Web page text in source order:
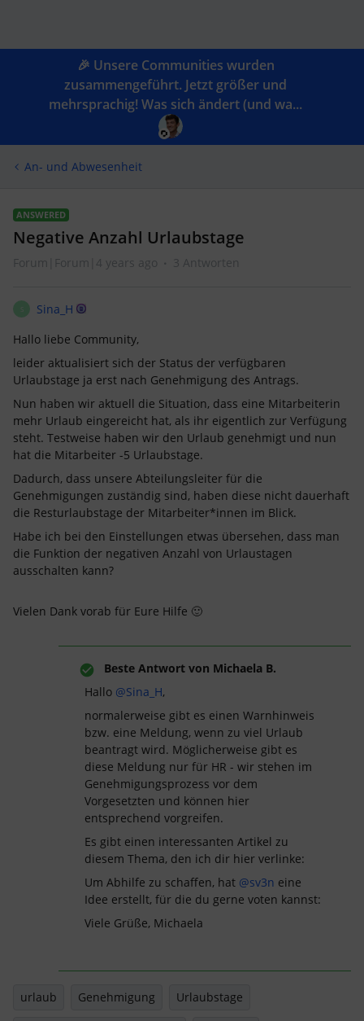
🎉 Unsere Communities wurden
zusammengeführt. Jetzt größer und
mehrsprachig! Was sich ändert (und wa...
An- und Abwesenheit
ANSWERED
Negative Anzahl Urlaubstage
Forum|Forum|4 years ago 3 Antworten
Sina_H
Hallo liebe Community,
leider aktualisiert sich der Status der verfügbaren
Urlaubstage ja erst nach Genehmigung des Antrags.
Nun haben wir aktuell die Situation, dass eine Mitarbeiterin
mehr Urlaub eingereicht hat, als ihr eigentlich zur Verfügung
steht. Testweise haben wir den Urlaub genehmigt und nun
hat die Mitarbeiter -5 Urlaubstage.
Dadurch, dass unsere Abteilungsleiter für die
Genehmigungen zuständig sind, haben diese nicht dauerhaft
die Resturlaubstage der Mitarbeiter*innen im Blick.
Habe ich bei den Einstellungen etwas übersehen, dass man
die Funktion der negativen Anzahl von Urlaustagen
ausschalten kann?
Vielen Dank vorab für Eure Hilfe 🙂
Beste Antwort von Michaela B.
Hallo @Sina_H,
normalerweise gibt es einen Warnhinweis
bzw. eine Meldung, wenn zu viel Urlaub
beantragt wird. Möglicherweise gibt es
diese Meldung nur für HR - wir stehen im
Genehmigungsprozess vor dem
Vorgesetzten und können hier
entsprechend vorgreifen.
Es gibt einen interessanten Artikel zu
diesem Thema, den ich dir hier verlinke:
Um Abhilfe zu schaffen, hat @sv3n eine
Idee erstellt, für die du gerne voten kannst:
Viele Grüße, Michaela
urlaub Genehmigung Urlaubstage